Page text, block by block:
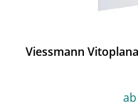
Viessmann